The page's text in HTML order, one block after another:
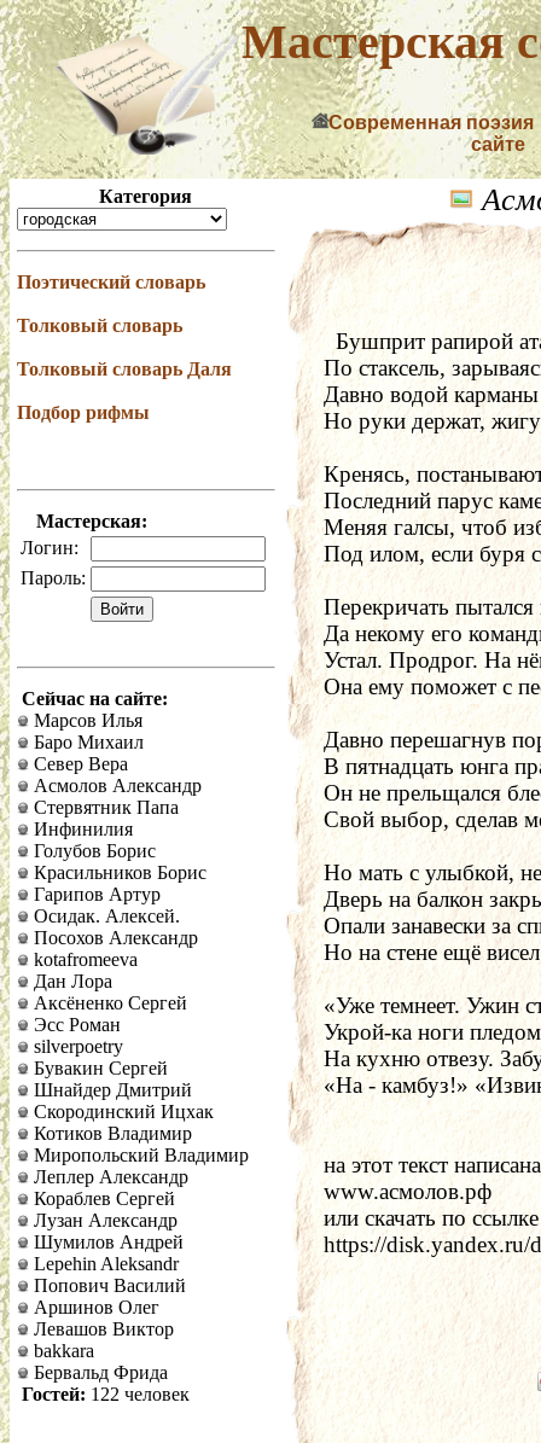
Мастерская
Современная поэзия
сайте
Категория
Поэтический словарь
Толковый словарь
Толковый словарь Даля
Подбор рифмы
Мастерская:
Логин:
Пароль:
Сейчас на сайте:
Марсов Илья
Баро Михаил
Север Вера
Асмолов Александр
Стервятник Папа
Инфинилия
Голубов Борис
Красильников Борис
Гарипов Артур
Осидак. Алексей.
Посохов Александр
kotafromeeva
Дан Лора
Аксёненко Сергей
Эсс Роман
silverpoetry
Бувакин Сергей
Шнайдер Дмитрий
Скородинский Ицхак
Котиков Владимир
Миропольский Владимир
Леплер Александр
Кораблев Сергей
Лузан Александр
Шумилов Андрей
Lepehin Aleksandr
Попович Василий
Аршинов Олег
Левашов Виктор
bakkara
Бервальд Фрида
Гостей: 122 человек
Бушприт рапирой
По стаксель,
Давно водой
Но руки держат,
Кренясь,
Последний парус
Меняя галсы, чтоб
Под илом, если буря
Перекричать
Да некому его
Устал. Продрог. На
Она ему поможет с
Давно перешагнув
В пятнадцать юнга
Он не прельщался
Свой выбор, сделав
Но мать с улыбкой,
Дверь на балкон
Опали занавески за
Но на стене ещё
«Уже темнеет. Ужин
Укрой-ка ноги
На кухню отвезу.
«На - камбуз!»
на этот текст
www.асмолов.рф
или скачать по ссылке
https://